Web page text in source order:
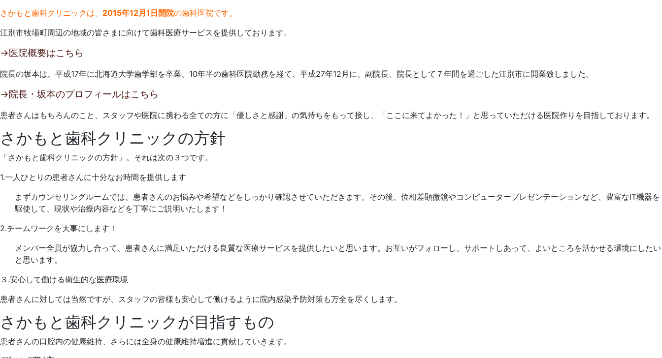
さかもと歯科クリニックは、 2015年12月1日開院の歯科医院です。
江別市牧場町周辺の地域の皆さまに向けて歯科医療サービスを提供しております。
→医院概要はこちら
院長の坂本は、平成17年に北海道大学歯学部を卒業、10年半の歯科医院勤務を経て、平成27年12月に、副院長、院長として７年間を過ごした江別市に開業致しました。
→院長・坂本のプロフィールはこちら
患者さんはもちろんのこと、スタッフや医院に携わる全ての方に「優しさと感謝」の気持ちをもって接し、「ここに来てよかった！」と思っていただける医院作りを目指しております。
さかもと歯科クリニックの方針
「さかもと歯科クリニックの方針」。それは次の３つです。
1.一人ひとりの患者さんに十分なお時間を提供します
まずカウンセリングルームでは、患者さんのお悩みや希望などをしっかり確認させていただきます。その後、位相差顕微鏡やコンピュータープレゼンテーションなど、豊富なIT機器を
駆使して、現状や治療内容などを丁寧にご説明いたします！
2.チームワークを大事にします！
メンバー全員が協力し合って、患者さんに満足いただける良質な医療サービスを提供したいと思います。お互いがフォローし、サポートしあって、よいところを活かせる環境にしたい
と思います。
３.安心して働ける衛生的な医療環境
患者さんに対しては当然ですが、スタッフの皆様も安心して働けるように院内感染予防対策も万全を尽くします。
さかもと歯科クリニックが目指すもの
患者さんの口腔内の健康維持、さらには全身の健康維持増進に貢献していきます。